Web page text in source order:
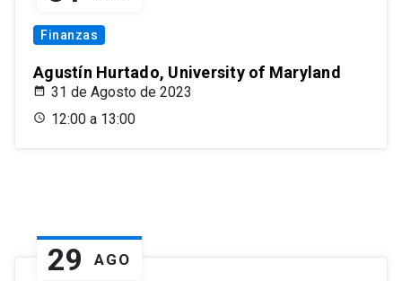
Finanzas
Agustín Hurtado, University of Maryland
31 de Agosto de 2023
12:00 a 13:00
29 AGO